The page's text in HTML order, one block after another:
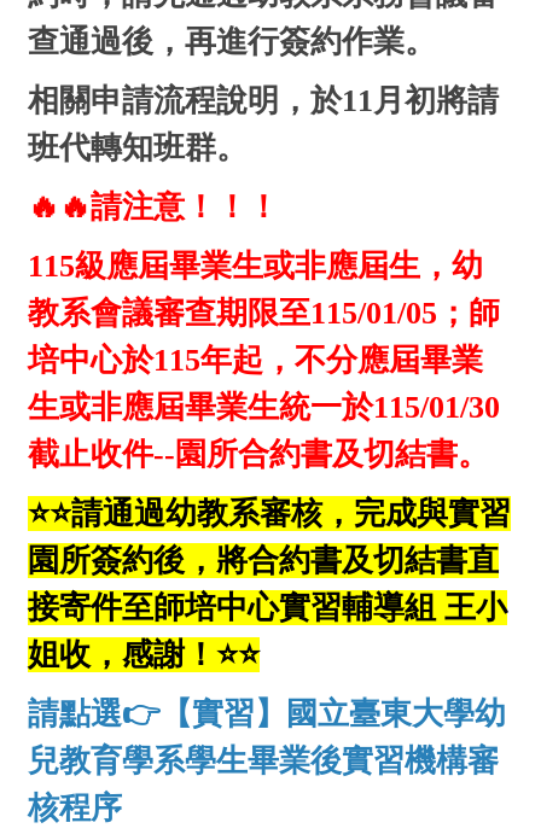
查通過後，再進行簽約作業。
相關申請流程說明，於11月初將請
班代轉知班群。
🔥🔥請注意！
！
！
115級應屆畢業生或非應屆生，幼
教系會議審查期限至115/01/05；師
培中心於115年起，不分應屆畢業
生或非應屆畢業生統一於115/01/30
截止收件--園所合約書及切結書。
⭐⭐請通過幼教系審核，完成與實習
園所簽約後，將合約書及切結書直
接寄件至師培中心實習輔導組 王小
姐收，感謝！ ⭐⭐
請點選👉 【實習】國立臺東大學幼
兒教育學系學生畢業後實習機構審
核程序